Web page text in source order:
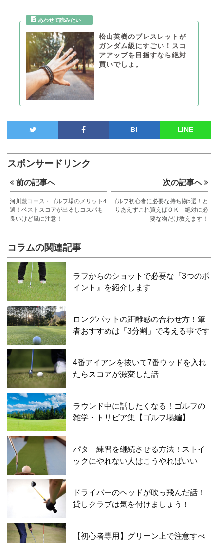
松山英樹のブレスレットが
ガンダム級にすごい！スコ
アアップを目指すなら絶対
買いでしょ。
B! LINE
スポンサードリンク
前の記事へ
河川敷コース・ゴルフ場のメリット4
選！ベストスコアが出るしコスパも
良いけど風に注意！
次の記事へ
ゴルフ初心者に必要な持ち物5選！と
りあえずこれ買えばＯＫ！絶対に必
要な物だけ教えます！
コラムの関連記事
ラフからのショットで必要な『3つのポ
イント』を紹介します
ロングパットの距離感の合わせ方！筆
者おすすめは「3分割」で考える事です
4番アイアンを抜いて7番ウッドを入れ
たらスコアが激変した話
ラウンド中に話したくなる！ゴルフの
雑学・トリビア集【ゴルフ場編】
パター練習を継続させる方法！ストイ
ックにやれない人はこうやればいい
ドライバーのヘッドが吹っ飛んだ話！
貸しクラブは気を付けましょう！
【初心者専用】グリーン上で注意すべ